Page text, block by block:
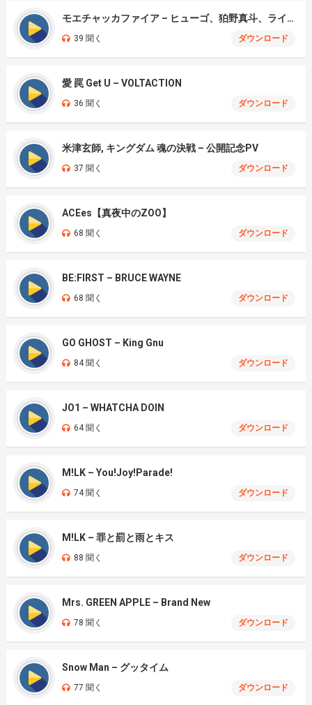
モエチャッカファイア – ヒューゴ、狛野真斗、ライト、セヴェリアン (Cover )
39 聞く ダウンロード
愛 罠 Get U – VOLTACTION
36 聞く ダウンロード
米津玄師, キングダム 魂の決戦 – 公開記念PV
37 聞く ダウンロード
ACEes【真夜中のZOO】
68 聞く ダウンロード
BE:FIRST – BRUCE WAYNE
68 聞く ダウンロード
GO GHOST – King Gnu
84 聞く ダウンロード
JO1 – WHATCHA DOIN
64 聞く ダウンロード
M!LK – You!Joy!Parade!
74 聞く ダウンロード
M!LK – 罪と罰と雨とキス
88 聞く ダウンロード
Mrs. GREEN APPLE – Brand New
78 聞く ダウンロード
Snow Man – グッタイム
77 聞く ダウンロード